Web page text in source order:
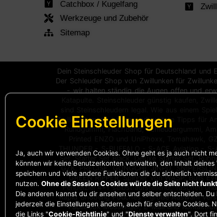
Cookie Einstellungen
Ja, auch wir verwenden Cookies. Ohne geht es ja auch nicht
könnten wir keine Benutzerkonten verwalten, den Inhalt deines
speichern und viele andere Funktionen die du sicherlich
nutzen. Ohne die Session Cookies würde die Seite nicht
Die anderen kannst du dir ansehen und selber entscheiden. Du
jederzeit die Einstellungen ändern, auch für einzelne Cookies.
die Links "Cookie-Richtlinie" und "Dienste verwalten". Dort
Catchbox / Kugelfang
Werkzeuge und Zubehör
Sitemap
Dein Steinschleuder Shop für Deutschland
Der Schleuder Shop von Zwillunken für
- wir halten ständig die Augen offen und
sind Steinschleudern legal. Wie aus einem
Zwillen Gummis halten, und weitere Tipps für
Rundgummi, Flachband, Schleudergummi,
Printed ENZO und UniPhoxx, Tomahawk,
THUNDER - S-BUFFALO - S-ACE Aviation -
Set, Starter Set Black, Deluxe Starter Set,
GZK, PRECISE, GONGCHI, JINPU,
GREEN RIPPER, Spinner von WASP, Bulls
Pendelziel 4+1 selbst aufstellend, Taschen
Rapid Shooting Pouches - große Auswahl
Facebook Messenger, E-Mail und